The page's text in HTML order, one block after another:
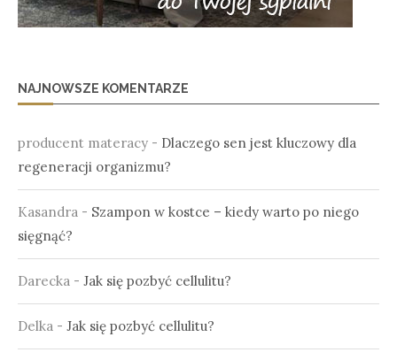
NAJNOWSZE KOMENTARZE
producent materacy - Dlaczego sen jest kluczowy dla
regeneracji organizmu?
Kasandra - Szampon w kostce – kiedy warto po niego
sięgnąć?
Darecka - Jak się pozbyć cellulitu?
Delka - Jak się pozbyć cellulitu?